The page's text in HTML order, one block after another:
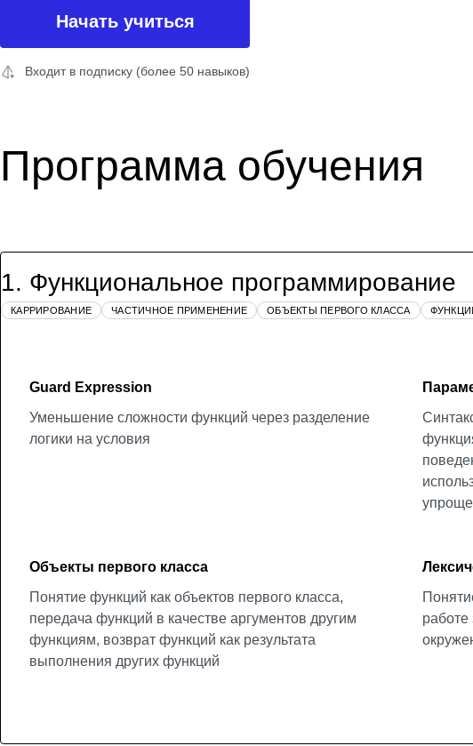
Начать учиться
Входит в подписку (более 50 навыков)
Программа обучения
1. Функциональное программирование
КАРРИРОВАНИЕ ЧАСТИЧНОЕ ПРИМЕНЕНИЕ ОБЪЕКТЫ ПЕРВОГО КЛАССА
Guard Expression
Уменьшение сложности функций через разделение
логики на условия
Объекты первого класса
Понятие функций как объектов первого класса,
передача функций в качестве аргументов другим
функциям, возврат функций как результата
выполнения других функций